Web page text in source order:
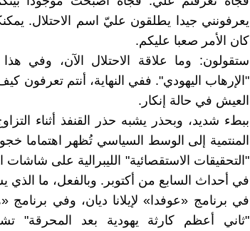
يعرفونني جيدا يطلقون عليّ اسم الاحتلال.
كان الأمر صعبا عليكم.
ستقولون: وما علاقة الاحتلال الآن، وفي
"الإرهاب اليهودي". ففي النهاية، أنتم تعرفون
العيش في حالة إنكار.
ببطء شديد، وبحذر يشبه حذر القنفذ أثناء
المنتمية إلى الوسط السياسي تُظهر اهتماما
"التحقيقات الاستقصائية" الليبرالية على شاشات
في أحداث السابع من أكتوبر. وبالفعل، ما الذي
في برنامج «عوفدا» لإيلانا ديان، وفي
"ثاني أعظم كارثة يهودية بعد المحرقة"